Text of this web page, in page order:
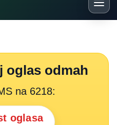
oglas odmah
na 6218:
oglasa